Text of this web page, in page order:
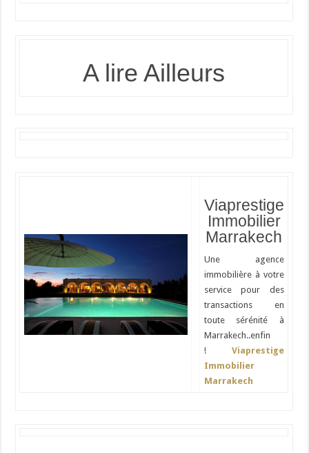
A lire Ailleurs
Viaprestige
Immobilier
Marrakech
Une agence
immobilière à votre
service pour des
transactions en
toute sérénité à
Marrakech..enfin
!Viaprestige
Immobilier
Marrakech